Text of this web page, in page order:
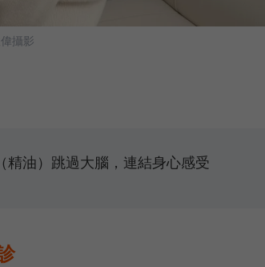
攝影
油）跳過大腦，連結身心感受